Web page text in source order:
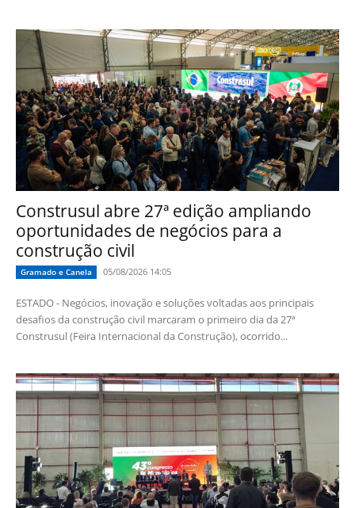
Construsul abre 27ª edição ampliando
oportunidades de negócios para a
construção civil
Gramado e Canela 05/08/2026 14:05
ESTADO - Negócios, inovação e soluções voltadas aos principais
desafios da construção civil marcaram o primeiro dia da 27ª
Construsul (Feira Internacional da Construção), ocorrido...